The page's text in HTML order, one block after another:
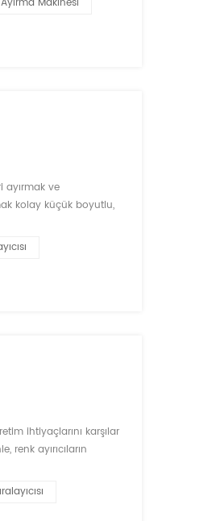
ayırmak ve
kolay küçük boyutlu,
ihtiyaçlarını karşılar
renk ayırıcıların